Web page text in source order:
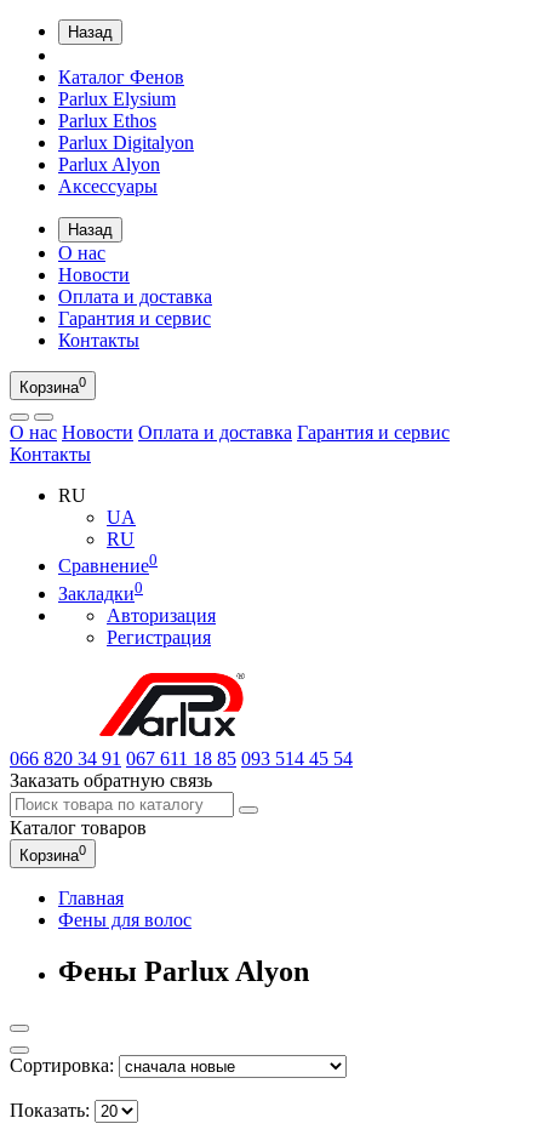
Назад
Каталог Фенов
Parlux Elysium
Parlux Ethos
Parlux Digitalyon
Parlux Alyon
Аксессуары
Назад
О нас
Новости
Оплата и доставка
Гарантия и сервис
Контакты
Корзина0
О нас Новости Оплата и доставка Гарантия и сервис
Контакты
RU
UA
RU
Сравнение0
Закладки0
Авторизация
Регистрация
066 820 34 91 067 611 18 85 093 514 45 54
Заказать обратную связь
Каталог товаров
Корзина0
Главная
Фены для волос
Фены Parlux Alyon
Сортировка:
Показать: